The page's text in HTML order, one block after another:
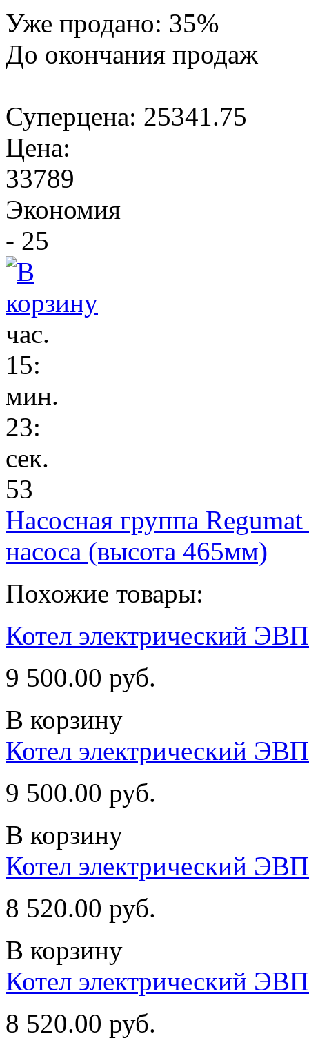
Уже продано: 35%
До окончания продаж
Суперцена: 25341.75
Цена:
33789
Экономия
- 25
час.
15:
мин.
23:
сек.
53
Насосная группа
насоса (высота 465мм)
Похожие товары:
Котел электрический
9 500.00 руб.
В корзину
Котел электрический
9 500.00 руб.
В корзину
Котел электрический
8 520.00 руб.
В корзину
Котел электрический
8 520.00 руб.